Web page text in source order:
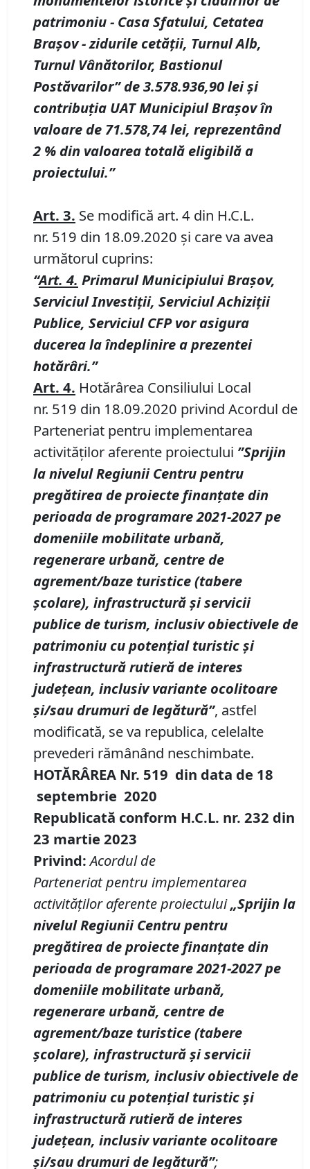
patrimoniu- Casa Sfatului, Cetatea
Brașov- zidurile cetății, Turnul Alb,
Turnul Vânătorilor, Bastionul
Postăvarilor” de 3.578.936,90 lei și
contribuția UAT Municipiul Brașov în
valoare de 71.578,74 lei, reprezentând
2 % din valoarea totală eligibilă a
proiectului.”
Art. 3. Se modifică art. 4 din H.C.L.
nr. 519 din 18.09.2020 și care va avea
următorul cuprins:
“Art. 4. Primarul Municipiului Brașov,
Serviciul Investiții, Serviciul Achiziții
Publice, Serviciul CFP vor asigura
ducerea la îndeplinire a prezentei
hotărâri.”
Art. 4. Hotărârea Consiliului Local
nr. 519 din 18.09.2020 privind Acordul de
Parteneriat pentru implementarea
activităților aferente proiectului ”Sprijin
la nivelul Regiunii Centru pentru
pregătirea de proiecte finanțate din
perioada de programare 2021-2027 pe
domeniile mobilitate urbană,
regenerare urbană, centre de
agrement/baze turistice (tabere
școlare), infrastructură și servicii
publice de turism, inclusiv obiectivele de
patrimoniu cu potențial turistic și
infrastructură rutieră de interes
județean, inclusiv variante ocolitoare
și/sau drumuri de legătură”, astfel
modificată, se va republica, celelalte
prevederi rămânând neschimbate.
HOTĂRÂREA Nr. 519 din data de 18
septembrie 2020
Republicată conform H.C.L. nr. 232 din
23 martie 2023
Privind: Acordul de
Parteneriatpentru implementarea
activităților aferente proiectului„Sprijin la
nivelul Regiunii Centru pentru
pregătirea de proiecte finanțate din
perioada de programare 2021-2027 pe
domeniile mobilitate urbană,
regenerare urbană, centre de
agrement/baze turistice (tabere
școlare), infrastructură și servicii
publice de turism, inclusiv obiectivele de
patrimoniu cu potențial turistic și
infrastructură rutieră de interes
județean, inclusiv variante ocolitoare
și/sau drumuri de legătură”;